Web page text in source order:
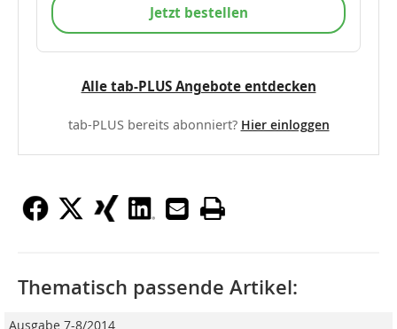
Jetzt bestellen
Alle tab-PLUS Angebote entdecken
tab-PLUS bereits abonniert? Hier einloggen
Thematisch passende Artikel:
Ausgabe 7-8/2014